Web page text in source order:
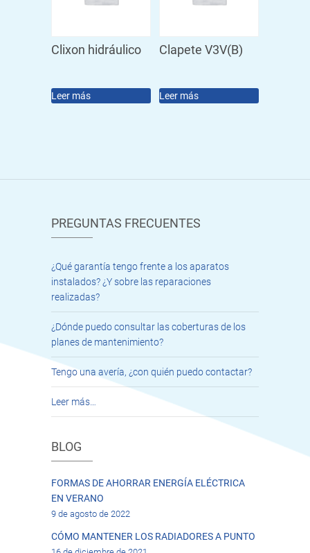
Clixon hidráulico
Leer más
Clapete V3V(B)
Leer más
PREGUNTAS FRECUENTES
¿Qué garantía tengo frente a los aparatos
instalados? ¿Y sobre las reparaciones
realizadas?
¿Dónde puedo consultar las coberturas de los
planes de mantenimiento?
Tengo una avería, ¿con quién puedo contactar?
Leer más…
BLOG
FORMAS DE AHORRAR ENERGÍA ELÉCTRICA
EN VERANO
9 de agosto de 2022
CÓMO MANTENER LOS RADIADORES A PUNTO